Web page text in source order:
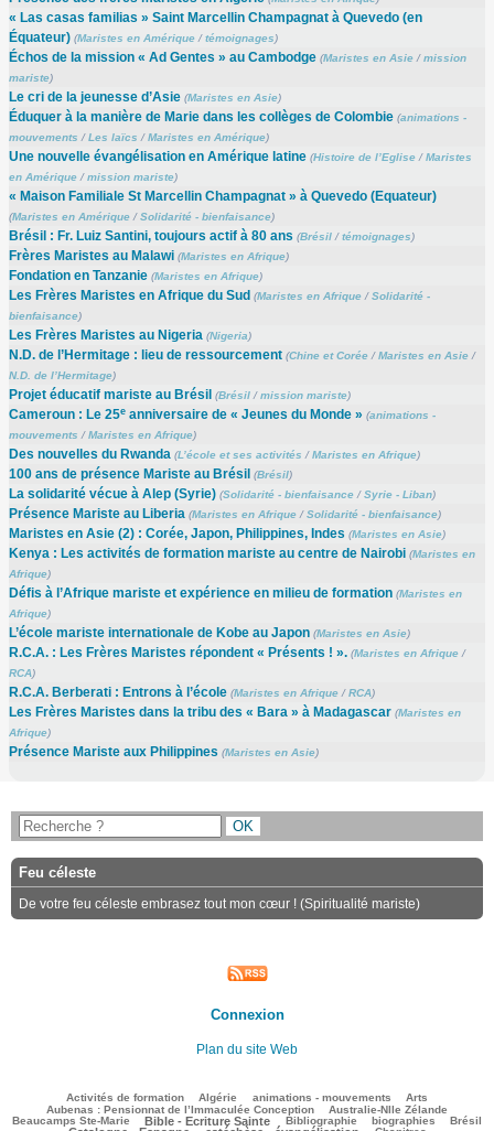
« Las casas familias » Saint Marcellin Champagnat à Quevedo (en
Équateur) (Maristes en Amérique/témoignages)
Échos de la mission « Ad Gentes » au Cambodge (Maristes en Asie/mission
mariste)
Le cri de la jeunesse d’Asie (Maristes en Asie)
Éduquer à la manière de Marie dans les collèges de Colombie (animations -
mouvements /Les laïcs /Maristes en Amérique)
Une nouvelle évangélisation en Amérique latine (Histoire de l’Eglise/Maristes
en Amérique/mission mariste)
« Maison Familiale St Marcellin Champagnat » à Quevedo (Equateur)
(Maristes en Amérique/Solidarité - bienfaisance)
Brésil : Fr. Luiz Santini, toujours actif à 80 ans (Brésil/témoignages)
Frères Maristes au Malawi (Maristes en Afrique)
Fondation en Tanzanie (Maristes en Afrique)
Les Frères Maristes en Afrique du Sud (Maristes en Afrique/Solidarité -
bienfaisance)
Les Frères Maristes au Nigeria (Nigeria)
N.D. de l’Hermitage : lieu de ressourcement (Chine et Corée/Maristes en Asie/
N.D. de l’Hermitage)
Projet éducatif mariste au Brésil (Brésil/mission mariste)
Cameroun : Le 25eanniversaire de « Jeunes du Monde » (animations -
mouvements /Maristes en Afrique)
Des nouvelles du Rwanda (L’école et ses activités /Maristes en Afrique)
100 ans de présence Mariste au Brésil (Brésil)
La solidarité vécue à Alep (Syrie) (Solidarité - bienfaisance/Syrie - Liban)
Présence Mariste au Liberia (Maristes en Afrique/Solidarité - bienfaisance)
Maristes en Asie (2) : Corée, Japon, Philippines, Indes (Maristes en Asie)
Kenya : Les activités de formation mariste au centre de Nairobi (Maristes en
Afrique)
Défis à l’Afrique mariste et expérience en milieu de formation (Maristes en
Afrique)
L’école mariste internationale de Kobe au Japon (Maristes en Asie)
R.C.A. : Les Frères Maristes répondent « Présents ! ». (Maristes en Afrique/
RCA)
R.C.A. Berberati : Entrons à l’école (Maristes en Afrique/RCA)
Les Frères Maristes dans la tribu des « Bara » à Madagascar (Maristes en
Afrique)
Présence Mariste aux Philippines (Maristes en Asie)
Feu céleste
De votre feu céleste embrasez tout mon cœur ! (Spiritualité mariste)
Connexion
Plan du site Web
Activités de formation Algérie animations - mouvements Arts
Aubenas : Pensionnat de l’Immaculée Conception
44/2777 Australie-Nlle Zélande
76/2777
Beaucamps Ste-Marie
724/2777 Bible - Ecriture Sainte
79/2777 Bibliographie
491/2777 biographies
120/2777 Brésil
785/2777